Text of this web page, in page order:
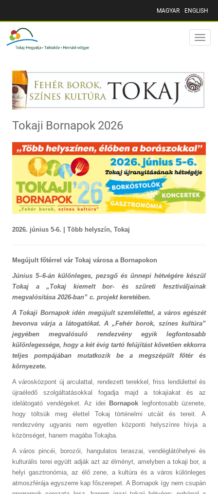
MAGYAR ENGLISH
Toggle
Tokaji Bornapok 2026
2026. június 5-6. | Több helyszín, Tokaj
Megújult főtérrel vár Tokaj városa a Bornapokon
Június 5–6-án különleges, pezsgő és ünnepi hétvégére készül
Tokaj a „Tokaj kiemelt bor- és szüreti fesztiváljainak
megvalósítása 2026-ban” c. projekt keretében.
A Tokaji Bornapok idén megújult szemlélettel, a város egészét
bevonva várja a látogatókat. A „Fehér borok, színes kultúra”
jegyében megvalósuló rendezvény egyik legfontosabb
különlegessége, hogy a két évig tartó felújítást követően ekkorra
teljes pompájában mutatkozik be a megszépült főtér és
környezete.
A városközpont új arculattal, rendezett terekkel, friss lendülettel és
újraéledő szolgáltatásokkal fogadja majd a tokajiakat és az
idelátogató vendégeket. Az idei
Bornapok legfontosabb üzenete,
hogy töltsük meg élettel Tokaj történelmi utcáit és tereit. A
rendezvény ugyanis nem egyetlen központi helyszínre hívja a
közönséget, hanem magába Tokajba.
A város pincéi, borozói, hangulatos teraszai, vendéglátóhelyei és
kulturális terei együtt adják azt az élményt, amelyben a tokaji bor, a
helyi gasztronómia, az élő zene, a kultúra és a város különleges
atmoszférája egyszerre kap főszerepet. A Bornapok így nem csupán